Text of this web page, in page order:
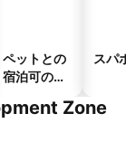
ペットとの
宿泊可のホ
スパ
Zone